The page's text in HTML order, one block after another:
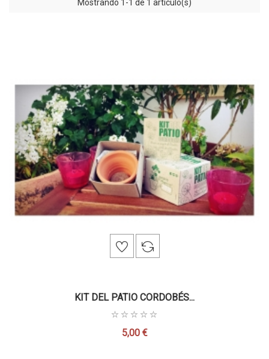
Mostrando 1-1 de 1 artículo(s)
KIT DEL PATIO CORDOBÉS...
Precio
5,00 €